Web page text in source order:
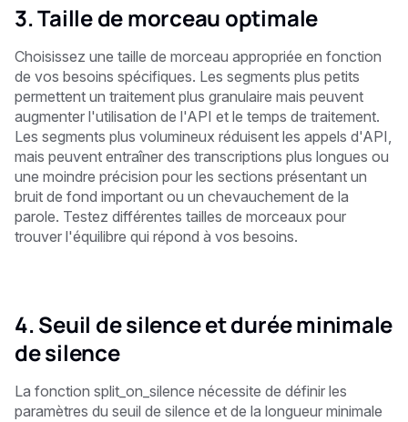
3. Taille de morceau optimale
Choisissez une taille de morceau appropriée en fonction
de vos besoins spécifiques. Les segments plus petits
permettent un traitement plus granulaire mais peuvent
augmenter l'utilisation de l'API et le temps de traitement.
Les segments plus volumineux réduisent les appels d'API,
mais peuvent entraîner des transcriptions plus longues ou
une moindre précision pour les sections présentant un
bruit de fond important ou un chevauchement de la
parole. Testez différentes tailles de morceaux pour
trouver l'équilibre qui répond à vos besoins.
4. Seuil de silence et durée minimale
de silence
La fonction split_on_silence nécessite de définir les
paramètres du seuil de silence et de la longueur minimale